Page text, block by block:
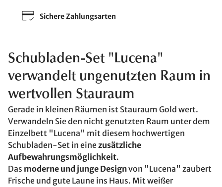
Sichere Zahlungsarten
Schubladen-Set "Lucena"
verwandelt ungenutzten Raum in
wertvollen Stauraum
Gerade in kleinen Räumen ist Stauraum Gold wert.
Verwandeln Sie den nicht genutzten Raum unter dem
Einzelbett "Lucena" mit diesem hochwertigen
Schubladen-Set in einezusätzliche
Aufbewahrungsmöglichkeit.
Das moderne und junge Designvon "Lucena" zaubert
Frische und gute Laune ins Haus. Mit weißer